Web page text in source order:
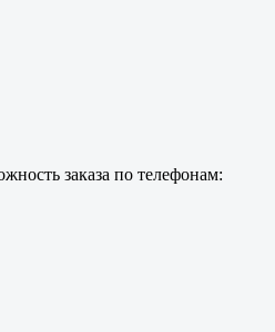
заказа по телефонам: